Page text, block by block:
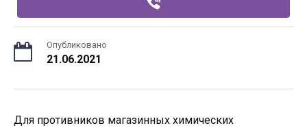
Опубликовано
21.06.2021
Для противников магазинных химических